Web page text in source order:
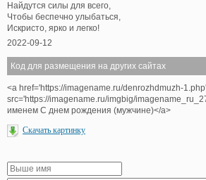
Найдутся силы для всего,
Чтобы беспечно улыбаться,
Искристо, ярко и легко!
2022-09-12
Код для размещения на других сайтах
<a href='https://imagename.ru/denrozhdmuzh-
src='https://imagename.ru/imgbig/
именем С днем рождения (мужчине)</a>
Скачать картинку